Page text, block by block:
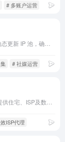
# 多账户运营
# 社媒运营
ISP代理